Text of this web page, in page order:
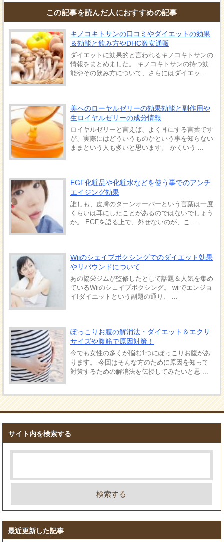
この記事を読んだ人におすすめの記事
キノコキトサンの口コミやダイエットの効果
＆効能と飲み方やDHC激安通販
ダイエットに効果的と言われるキノコキトサンの
情報をまとめました。 キノコキトサンの持つ効
能やその飲み方について、さらにはダイエッ ...
美へのローヤルゼリーの効果効能と副作用や
生ロイヤルゼリーの成分情報
ロイヤルゼリーと言えば、よく耳にする言葉です
が、実際にはどういうものかという事を知らない
ままという人も多いと思います。 かくいう ...
EGF化粧品や化粧水などを使う事でのアンチ
エイジング効果
誰しも、皮膚のターンオーバーという言葉は一度
くらいは耳にしたことがあるのではないでしょう
か。 EGFを語る上で、外せないのが、こ ...
Wiiのシェイプボクシングでのダイエット効果
やリバウンドについて
あの協栄ジムが監修したとして話題＆人気を集め
ているWiiのシェイプボクシング。 wiiでエンジョ
イ!ダイエットという副題の通り、 ...
ぽっこりお腹の解消法・ダイエット＆エクサ
サイズや腹筋で原因対策！
今でも女性の多くが悩む1つにぽっこりお腹があ
ります。 今回はそんな方のために原因を知って
対策するための解消法を伝授してみたいと思 ...
サイト内を検索する
最近更新した記事